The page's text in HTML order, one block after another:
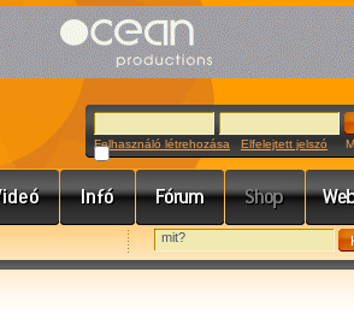
Felhasználó létrehozása Elfelejtett jelszó